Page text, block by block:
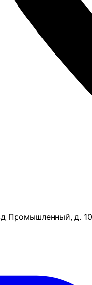
Промышленный, д. 10